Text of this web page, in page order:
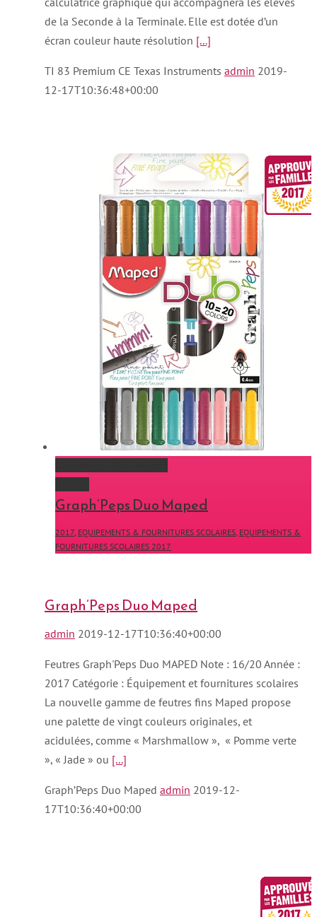
de la Seconde à la Terminale. Elle est dotée d’un
écran couleur haute résolution [...]
TI 83 Premium CE Texas Instruments admin 2019-
12-17T10:36:48+00:00
Graph’Peps Duo Maped
2017, EQUIPEMENTS & FOURNITURES SCOLAIRES, EQUIPEMENTS &
FOURNITURES SCOLAIRES 2017
Graph’Peps Duo Maped
admin 2019-12-17T10:36:40+00:00
Feutres Graph'Peps Duo MAPED Note : 16/20 Année :
2017 Catégorie : Équipement et fournitures scolaires
La nouvelle gamme de feutres fins Maped propose
une palette de vingt couleurs originales, et
acidulées, comme « Marshmallow », « Pomme verte
», « Jade » ou [...]
Graph’Peps Duo Maped admin 2019-12-
17T10:36:40+00:00